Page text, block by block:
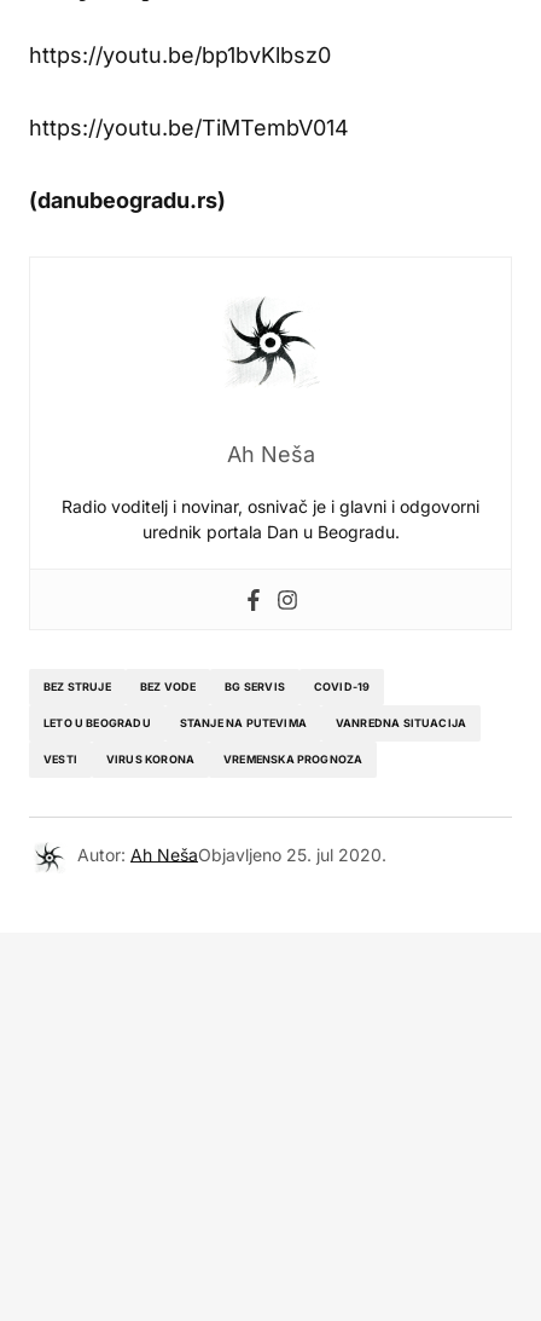
https://youtu.be/bp1bvKlbsz0
https://youtu.be/TiMTembV014
(danubeogradu.rs)
Ah Neša
Radio voditelj i novinar, osnivač je i glavni i odgovorni
urednik portala Dan u Beogradu.
BEZ STRUJE BEZ VODE BG SERVIS COVID-19
LETO U BEOGRADU STANJE NA PUTEVIMA VANREDNA SITUACIJA
VESTI VIRUS KORONA VREMENSKA PROGNOZA
Autor: Ah NešaObjavljeno 25. jul 2020.